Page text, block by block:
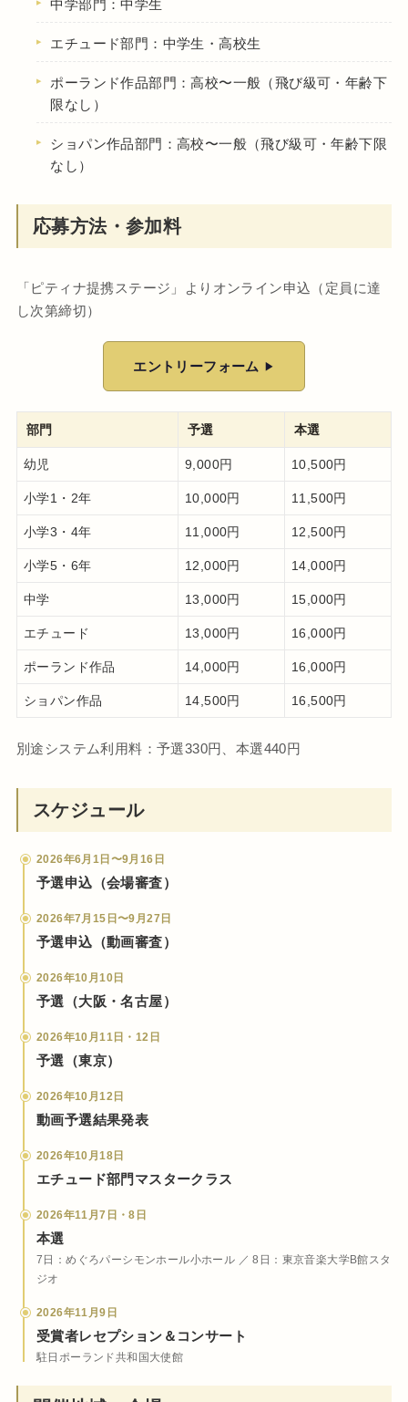
中学部門：中学生
エチュード部門：中学生・高校生
ポーランド作品部門：高校〜一般（飛び級可・年齢下
限なし）
ショパン作品部門：高校〜一般（飛び級可・年齢下限
なし）
応募方法・参加料
「ピティナ提携ステージ」よりオンライン申込（定員に達
し次第締切）
エントリーフォーム
部門 予選 本選
幼児 9,000円 10,500円
小学1・2年 10,000円 11,500円
小学3・4年 11,000円 12,500円
小学5・6年 12,000円 14,000円
中学 13,000円 15,000円
エチュード 13,000円 16,000円
ポーランド作品 14,000円 16,000円
ショパン作品 14,500円 16,500円
別途システム利用料：予選330円、本選440円
スケジュール
2026年6月1日〜9月16日
予選申込（会場審査）
2026年7月15日〜9月27日
予選申込（動画審査）
2026年10月10日
予選（大阪・名古屋）
2026年10月11日・12日
予選（東京）
2026年10月12日
動画予選結果発表
2026年10月18日
エチュード部門マスタークラス
2026年11月7日・8日
本選
7日：めぐろパーシモンホール小ホール ／ 8日：東京音楽大学B館スタ
ジオ
2026年11月9日
受賞者レセプション＆コンサート
駐日ポーランド共和国大使館